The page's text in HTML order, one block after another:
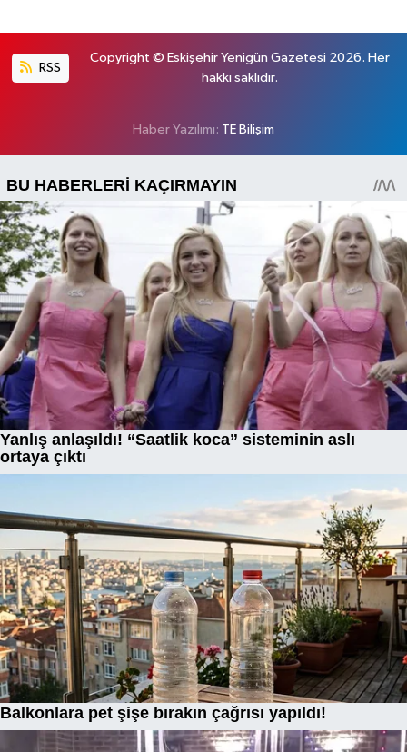
RSS
Copyright © Eskişehir Yenigün Gazetesi 2026. Her
hakkı saklıdır.
Haber Yazılımı: TE Bilişim